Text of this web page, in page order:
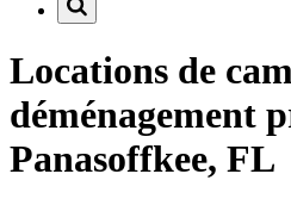
Locations de
déménagement
Panasoffkee, FL